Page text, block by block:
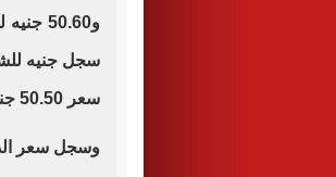
سعر 50.50 جنيه للشراء و50.60 جنيه للبيع.
وسجل سعر